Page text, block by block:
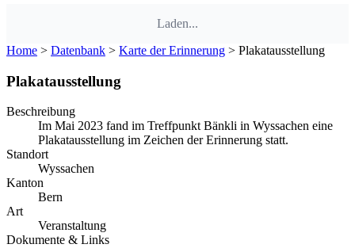
Laden...
Home > Datenbank > Karte der Erinnerung > Plakatausstellung
Plakatausstellung
Beschreibung
Im Mai 2023 fand im Treffpunkt Bänkli in Wyssachen eine
Plakatausstellung im Zeichen der Erinnerung statt.
Standort
Wyssachen
Kanton
Bern
Art
Veranstaltung
Dokumente & Links